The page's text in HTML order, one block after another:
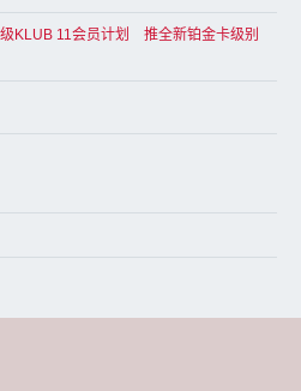
KLUB 11会员计划 推全新铂金卡级别